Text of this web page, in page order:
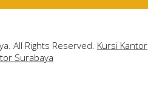
All Rights Reserved. Kursi Kantor
Surabaya